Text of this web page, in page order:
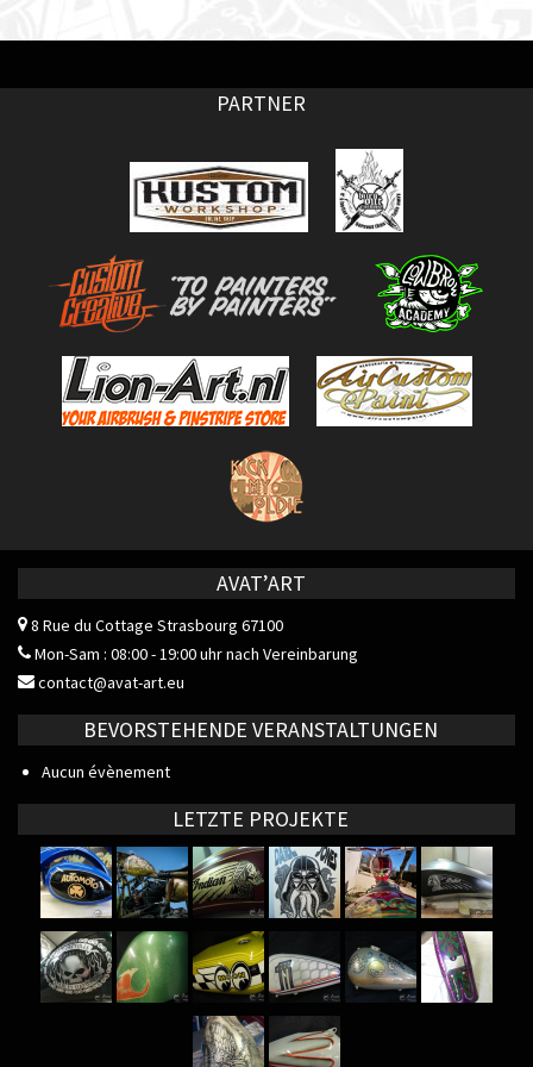
PARTNER
AVAT’ART
8 Rue du Cottage Strasbourg 67100
Mon-Sam : 08:00 - 19:00 uhr nach Vereinbarung
contact@avat-art.eu
BEVORSTEHENDE VERANSTALTUNGEN
Aucun évènement
LETZTE PROJEKTE